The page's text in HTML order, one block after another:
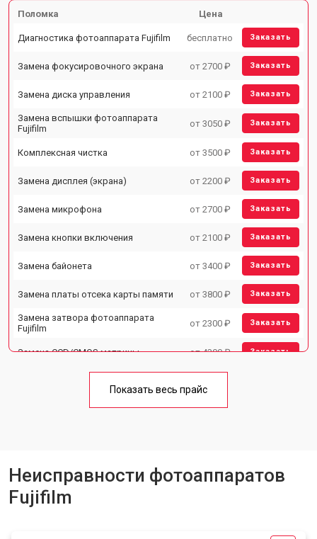
Поломка Цена
Диагностика фотоаппарата Fujifilm бесплатно Заказать
Замена фокусировочного экрана от 2700 ₽ Заказать
Замена диска управления от 2100 ₽ Заказать
Замена вспышки фотоаппарата
Fujifilm
от 3050 ₽ Заказать
Комплексная чистка от 3500 ₽ Заказать
Замена дисплея (экрана) от 2200 ₽ Заказать
Замена микрофона от 2700 ₽ Заказать
Замена кнопки включения от 2100 ₽ Заказать
Замена байонета от 3400 ₽ Заказать
Замена платы отсека карты памяти от 3800 ₽ Заказать
Замена затвора фотоаппарата
Fujifilm
от 2300 ₽ Заказать
Замена CCD/CMOS матрицы от 4300 ₽ Заказать
от 3100 ₽
Показать весь прайс
Неисправности фотоаппаратов
Fujifilm